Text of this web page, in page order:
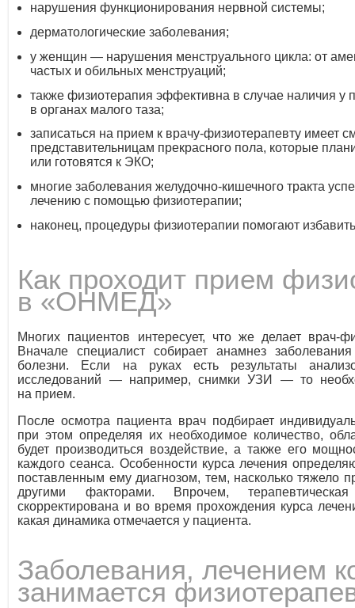
нарушения функционирования нервной системы;
дерматологические заболевания;
у женщин — нарушения менструального цикла: от
частых и обильных менструаций;
также физиотерапия эффективна в случае наличия у
в органах малого таза;
записаться на прием к врачу-физиотерапевту имеет
представительницам прекрасного пола, которые
или готовятся к ЭКО;
многие заболевания желудочно-кишечного тракта
лечению с помощью физиотерапии;
наконец, процедуры физиотерапии помогают
Как проходит прием
в «ОНМЕД»
Многих пациентов интересует, что же делает врач-
Вначале специалист собирает анамнез
болезни. Если на руках есть результаты
исследований — например, снимки УЗИ — то
на прием.
После осмотра пациента врач подбирает
при этом определяя их необходимое количество,
будет производиться воздействие, а также его
каждого сеанса. Особенности курса лечения
поставленным ему диагнозом, тем, насколько тяжело
другими факторами. Впрочем,
скорректирована и во время прохождения курса
какая динамика отмечается у пациента.
Заболевания, лечением
занимается